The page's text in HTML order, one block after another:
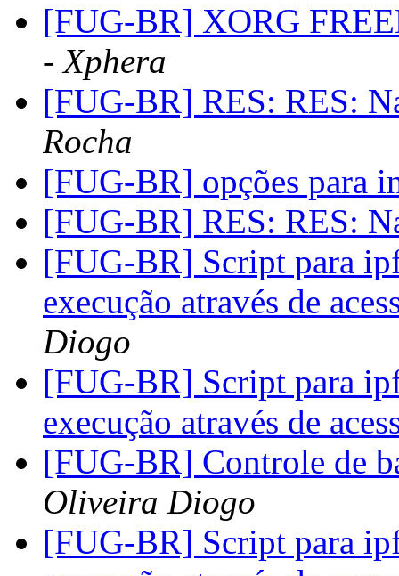
[FUG-BR] XORG
- Xphera
[FUG-BR] RES: RES:
Rocha
[FUG-BR] opções para
[FUG-BR] RES: RES:
[FUG-BR] Script para
execução através de
Diogo
[FUG-BR] Script para
execução através de
[FUG-BR] Controle de
Oliveira Diogo
[FUG-BR] Script para